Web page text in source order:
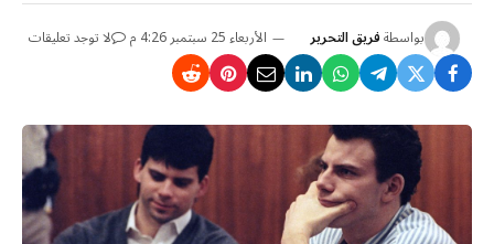
بواسطةفريق التحرير الأربعاء 25 سبتمبر 4:26 م لا توجد تعليقات